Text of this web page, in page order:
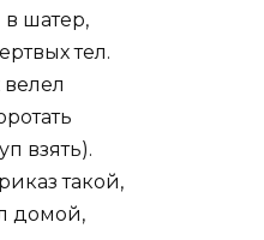
в шатер,
тел.
велел
взять).
такой,
домой,